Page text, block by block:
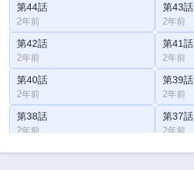
第44話
2年前
第43話
2年前
第42話
2年前
第41話
2年前
第40話
2年前
第39話
2年前
第38話
2年前
第37話
2年前
第36話 第35話